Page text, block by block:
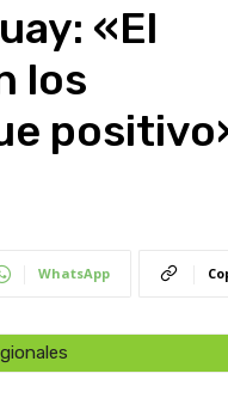
«El
los
WhatsApp